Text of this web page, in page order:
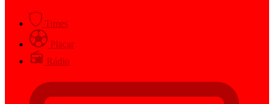
Times
Placar
Rádio